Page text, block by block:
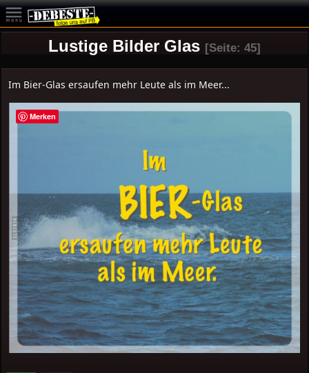
Lustige Bilder Glas [Seite: 45]
Im Bier-Glas ersaufen mehr Leute als im Meer...
Merken